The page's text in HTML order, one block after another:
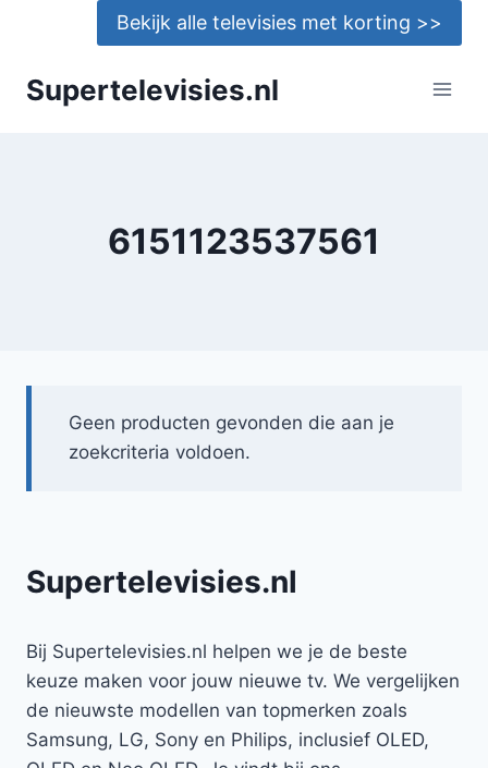
Bekijk alle televisies met korting >>
Supertelevisies.nl
6151123537561
Geen producten gevonden die aan je
zoekcriteria voldoen.
Supertelevisies.nl
Bij Supertelevisies.nl helpen we je de beste
keuze maken voor jouw nieuwe tv. We vergelijken
de nieuwste modellen van topmerken zoals
Samsung, LG, Sony en Philips, inclusief OLED,